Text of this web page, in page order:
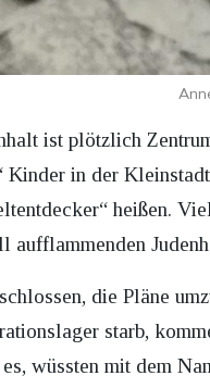
ist plötzlich
Kinder in der
heißen.
die Pläne
starb,
wüssten mit dem